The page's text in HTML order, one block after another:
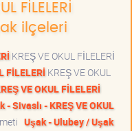
FİLELERİ
ilçeleri
KREŞ VE OKUL FİLELERİ
FİLELERİ KREŞ VE OKUL
VE OKUL FİLELERİ
- Sivaslı - KREŞ VE OKUL
Uşak - Ulubey / Uşak